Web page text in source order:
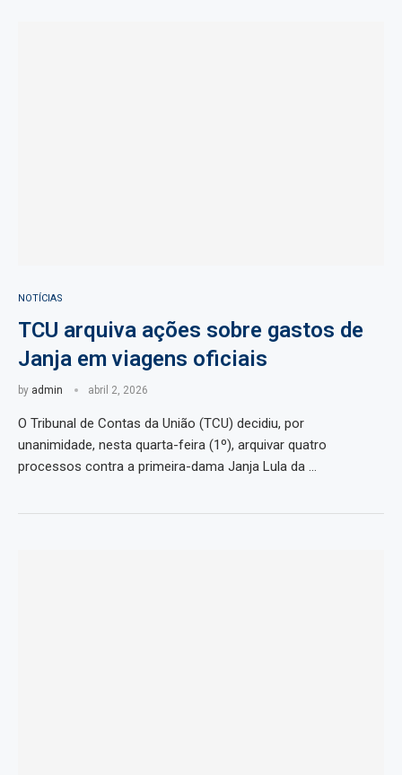
NOTÍCIAS
TCU arquiva ações sobre gastos de
Janja em viagens oficiais
by admin abril 2, 2026
O Tribunal de Contas da União (TCU) decidiu, por
unanimidade, nesta quarta-feira (1º), arquivar quatro
processos contra a primeira-dama Janja Lula da …